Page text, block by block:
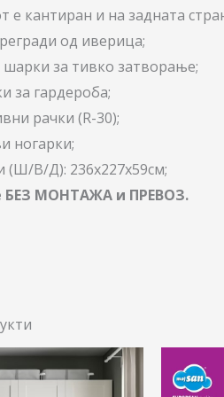
е кантиран и на задната
од иверица;
шарки за тивко затворање;
за гардероба;
рачки (R-30);
ногарки;
(Ш/В/Д): 236х227х59см;
БЕЗ МОНТАЖА и ПРЕВОЗ.
Price
range:
This
product